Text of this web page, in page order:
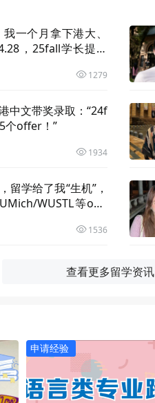
一个月拿下港大、
，25fall学长提前
1279
中文带奖录取：“24f
个offer！”
1934
留学给了我“生机”，
WUSTL等offe
1536
查看更多留学资讯
申请经验